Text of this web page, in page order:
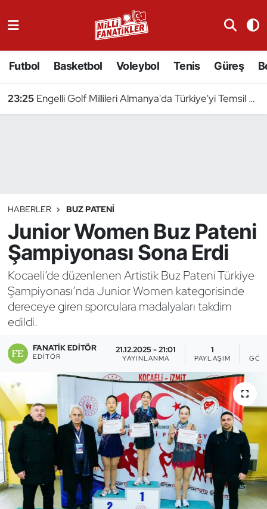
Futbol Basketbol Voleybol Tenis Güreş
23:25 Engelli Golf Millileri Almanya'da Türkiye'yi Temsil Edecek
HABERLER BUZ PATENI
Junior Women Buz Pateni
Şampiyonası Sona Erdi
Kocaeli’de düzenlenen Artistik Buz Pateni Türkiye
Şampiyonası’nda Junior Women kategorisinde
dereceye giren sporculara madalyaları takdim
edildi.
FANATIK EDITÖR
EDITÖR
21.12.2025 - 21:01
YAYINLANMA
1
PAYLAŞIM
Badminton
Binicilik
Bisiklet
Bocce Bowling Dart
Boks
Briç
Buz Hokeyi
Buz Pateni
Çim Hokeyi
Cimnastik
Curling